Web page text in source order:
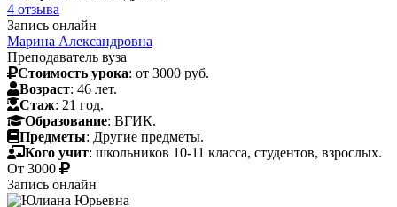
4 отзыва
Запись онлайн
Марина Александровна
Преподаватель вуза
Стоимость урока: от 3000 руб.
Возраст: 46 лет.
Стаж: 21 год.
Образование: ВГИК.
Предметы: Другие предметы.
Кого учит: школьников 10-11 класса, студентов, взрослых.
От 3000
Запись онлайн